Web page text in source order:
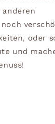
oder
und